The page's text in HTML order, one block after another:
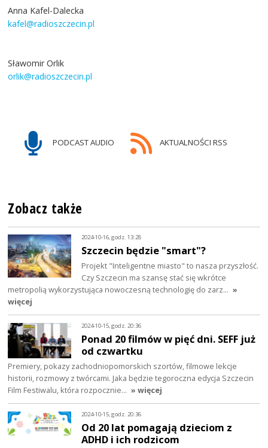
Anna Kafel-Dalecka
kafel@radioszczecin.pl
Sławomir Orlik
orlik@radioszczecin.pl
PODCAST AUDIO AKTUALNOŚCI RSS
Zobacz także
2024-10-16, godz. 13:28
Szczecin będzie "smart"?
Projekt "Inteligentne miasto" to nasza przyszłość.
Czy Szczecin ma szansę stać się wkrótce
metropolią wykorzystująca nowoczesną technologię do zarz… »
więcej
2024-10-15, godz. 20:36
Ponad 20 filmów w pięć dni. SEFF już
od czwartku
Premiery, pokazy zachodniopomorskich szortów, filmowe lekcje
historii, rozmowy z twórcami. Jaka będzie tegoroczna edycja Szczecin
Film Festiwalu, która rozpocznie… » więcej
2024-10-15, godz. 20:36
Od 20 lat pomagają dzieciom z
ADHD i ich rodzicom